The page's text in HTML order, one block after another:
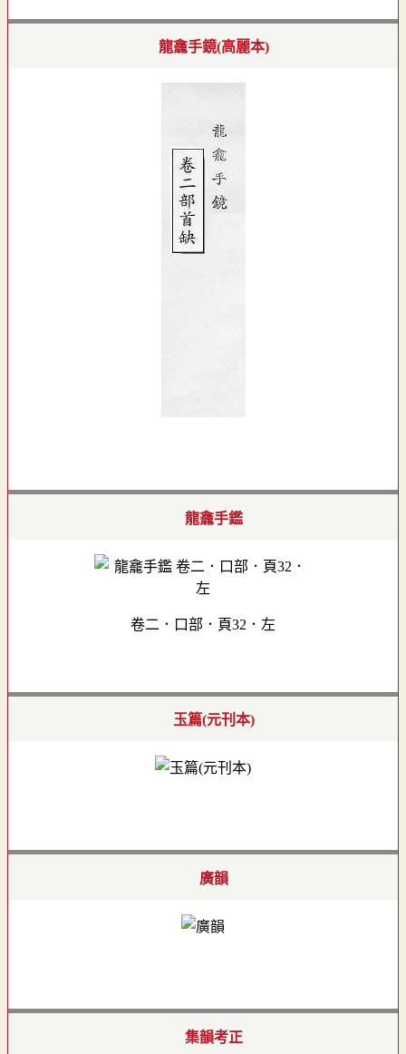
龍龕手鏡(高麗本)
龍龕手鑑
卷二．口部．頁32．左
玉篇(元刊本)
廣韻
集韻考正